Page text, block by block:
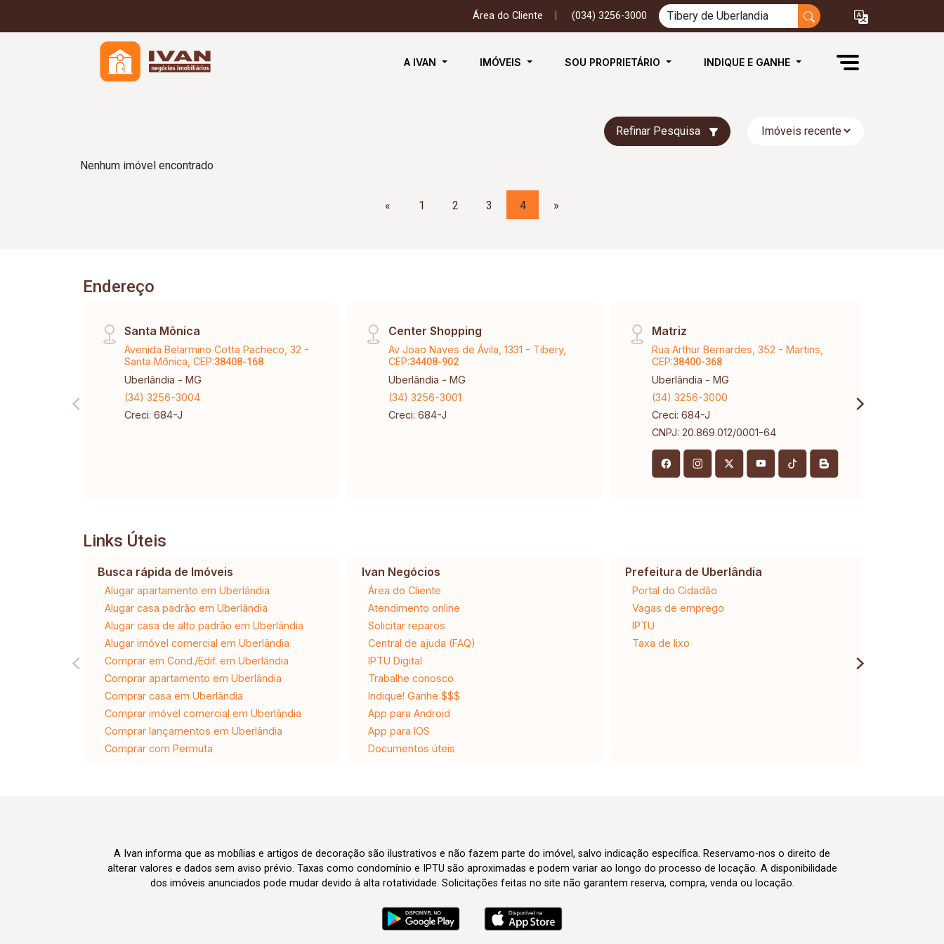
Área do Cliente (034) 3256-3000
A IVAN IMÓVEIS SOU PROPRIETÁRIO INDIQUE E GANHE
Refinar Pesquisa
Nenhum imóvel encontrado
« 1 2 3 4 »
Endereço
Santa Mônica
Avenida Belarmino Cotta Pacheco, 32 -
Santa Mônica, CEP:38408-168
Uberlândia - MG
(34) 3256-3004
Creci: 684-J
Center Shopping
Av Joao Naves de Ávila, 1331 - Tibery,
CEP:34408-902
Uberlândia - MG
(34) 3256-3001
Creci: 684-J
Matriz
Rua Arthur Bernardes, 352 - Martins,
CEP:38400-368
Uberlândia - MG
(34) 3256-3000
Creci: 684-J
CNPJ: 20.869.012/0001-64
Links Úteis
Busca rápida de Imóveis
Alugar apartamento em Uberlândia
Alugar casa padrão em Uberlândia
Alugar casa de alto padrão em Uberlândia
Alugar imóvel comercial em Uberlândia
Comprar em Cond./Edif. em Uberlândia
Comprar apartamento em Uberlândia
Comprar casa em Uberlândia
Comprar imóvel comercial em Uberlândia
Comprar lançamentos em Uberlândia
Comprar com Permuta
Ivan Negócios
Área do Cliente
Atendimento online
Solicitar reparos
Central de ajuda (FAQ)
IPTU Digital
Trabalhe conosco
Indique! Ganhe $$$
App para Android
App para IOS
Documentos úteis
Prefeitura de Uberlândia
Portal do Cidadão
Vagas de emprego
IPTU
Taxa de lixo
A Ivan informa que as mobílias e artigos de decoração são ilustrativos e não fazem parte do imóvel, salvo indicação específica. Reservamo-nos o direito de
alterar valores e dados sem aviso prévio. Taxas como condomínio e IPTU são aproximadas e podem variar ao longo do processo de locação. A disponibilidade
dos imóveis anunciados pode mudar devido à alta rotatividade. Solicitações feitas no site não garantem reserva, compra, venda ou locação.